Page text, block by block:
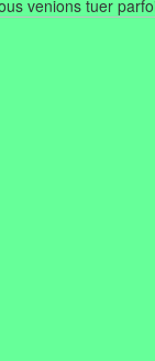
venions tuer